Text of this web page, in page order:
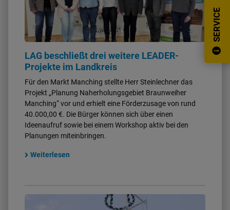
Notruf-Tafel SERVICE
LAG beschließt drei weitere LEADER-
Projekte im Landkreis
Für den Markt Manching stellte Herr Steinlechner das
Projekt „Planung Naherholungsgebiet Braunweiher
Manching“ vor und erhielt eine Förderzusage von rund
40.000,00 €. Die Bürger können sich über einen
Ideenaufruf sowie bei einem Workshop aktiv bei den
Planungen miteinbringen.
Weiterlesen